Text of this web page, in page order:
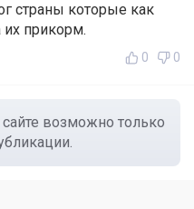
страны которые как
их прикорм.
0 0
возможно только